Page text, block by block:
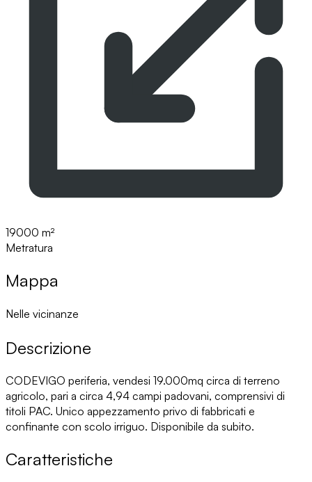
19000 m²
Metratura
Mappa
Nelle vicinanze
Descrizione
CODEVIGO periferia, vendesi 19.000mq circa di terreno
agricolo, pari a circa 4,94 campi padovani, comprensivi di
titoli PAC. Unico appezzamento privo di fabbricati e
confinante con scolo irriguo. Disponibile da subito.
Caratteristiche